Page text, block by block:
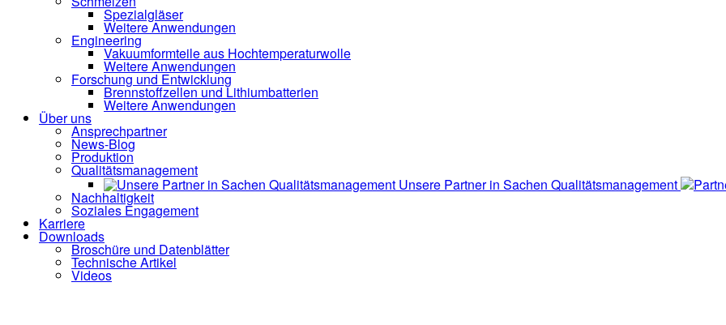
Spezialgläser
Weitere Anwendungen
Engineering
Vakuumformteile aus Hochtemperaturwolle
Weitere Anwendungen
Forschung und Entwicklung
Brennstoffzellen und Lithiumbatterien
Weitere Anwendungen
Über uns
Ansprechpartner
News-Blog
Produktion
Qualitätsmanagement
Unsere Partner in Sachen Qualitätsmanagement
Nachhaltigkeit
Soziales Engagement
Karriere
Downloads
Broschüre und Datenblätter
Technische Artikel
Videos